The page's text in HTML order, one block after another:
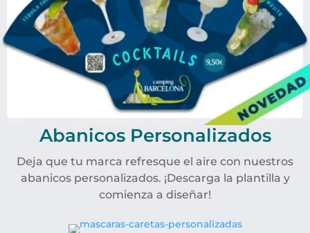
Abanicos Personalizados
Deja que tu marca refresque el aire con nuestros
abanicos personalizados. ¡Descarga la plantilla y
comienza a diseñar!